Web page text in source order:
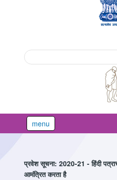
Search form
खोजे
menu
प्रवेश सूचना: 2020-21 - हिंदी
आमंत्रित करता है